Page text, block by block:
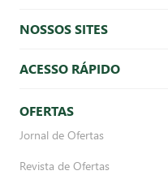
NOSSOS SITES
ACESSO RÁPIDO
OFERTAS
Jornal de Ofertas
Revista de Ofertas